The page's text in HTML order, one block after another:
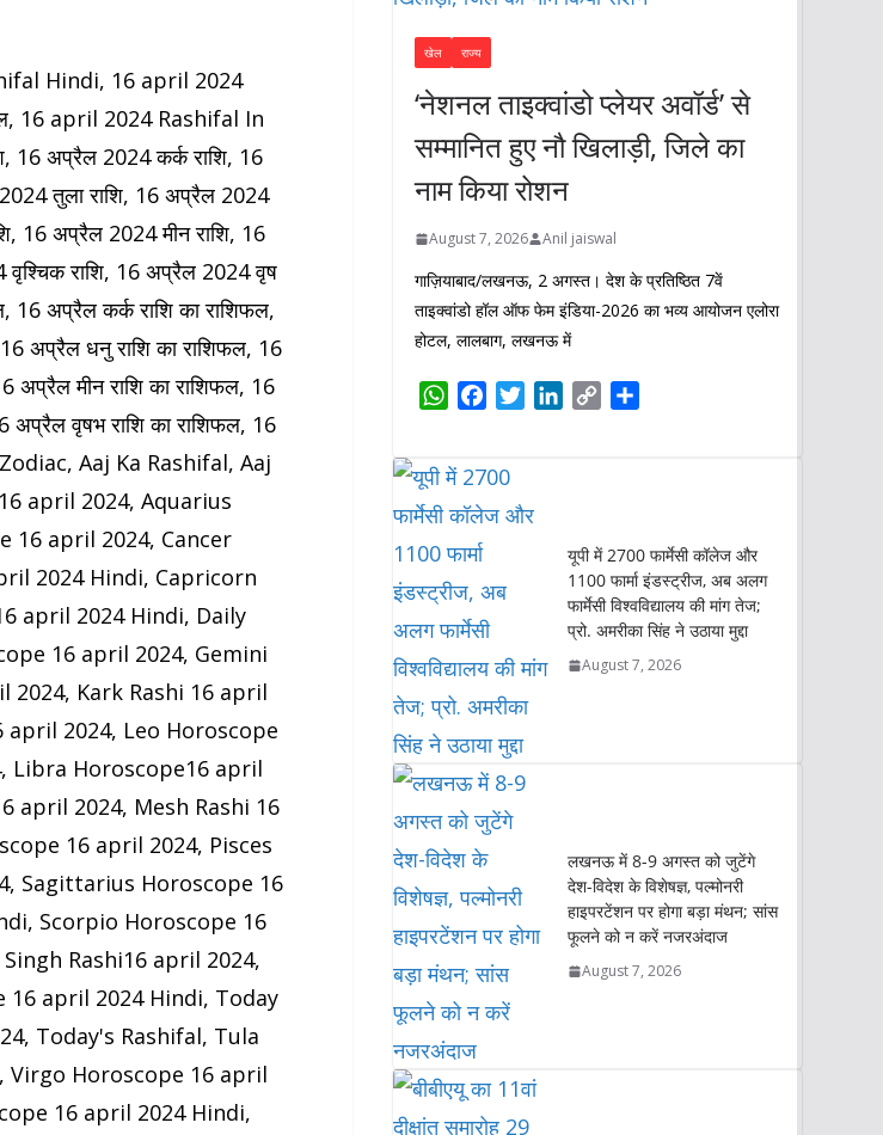
खेल राज्य
‘नेशनल ताइक्वांडो प्लेयर अवॉर्ड’ से
सम्मानित हुए नौ खिलाड़ी, जिले का
नाम किया रोशन
August 7, 2026 Anil jaiswal
गाज़ियाबाद/लखनऊ, 2 अगस्त। देश के प्रतिष्ठित 7वें
ताइक्वांडो हॉल ऑफ फेम इंडिया-2026 का भव्य आयोजन एलोरा
होटल, लालबाग, लखनऊ में
W
t
s
p
p
e
b
k
t
n
n
k
यूपी में 2700 फार्मेसी कॉलेज और
1100 फार्मा इंडस्ट्रीज, अब अलग
फार्मेसी विश्वविद्यालय की मांग तेज;
प्रो. अमरीका सिंह ने उठाया मुद्दा
August 7, 2026
लखनऊ में 8-9 अगस्त को जुटेंगे
देश-विदेश के विशेषज्ञ, पल्मोनरी
हाइपरटेंशन पर होगा बड़ा मंथन; सांस
फूलने को न करें नजरअंदाज
August 7, 2026